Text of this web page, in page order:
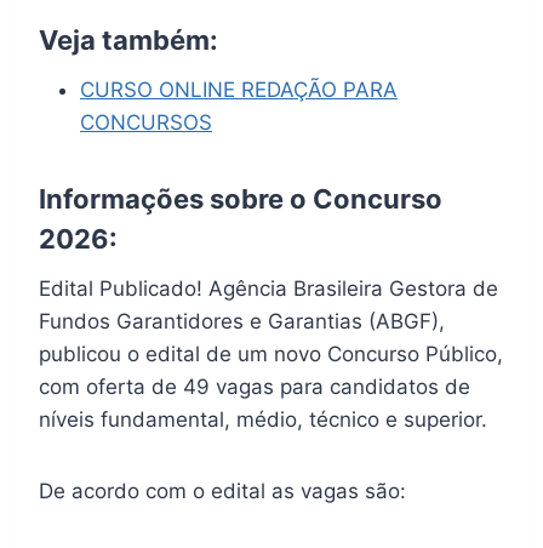
Veja também:
CURSO ONLINE REDAÇÃO PARA
CONCURSOS
Informações sobre o Concurso
2026:
Edital Publicado! Agência Brasileira Gestora de
Fundos Garantidores e Garantias (ABGF),
publicou o edital de um novo Concurso Público,
com oferta de 49 vagas para candidatos de
níveis fundamental, médio, técnico e superior.
De acordo com o edital as vagas são: